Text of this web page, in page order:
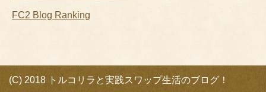
FC2 Blog Ranking
(C) 2018 トルコリラと実践スワップ生活のブログ！